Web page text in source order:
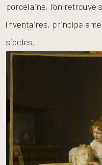
porcelaine, l’on
inventaires,
siècles.